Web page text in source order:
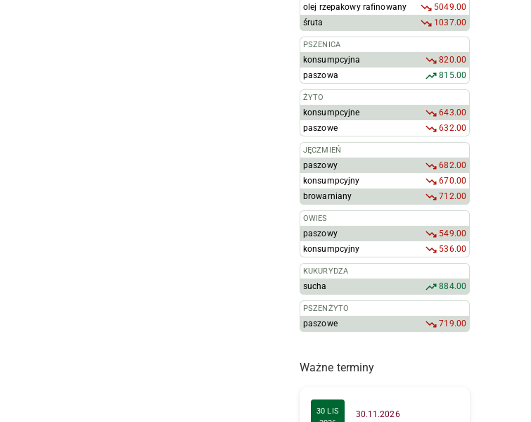
olej rzepakowy rafinowany
5049.00
śruta
1037.00
PSZENICA
konsumpcyjna
820.00
paszowa
815.00
ŻYTO
konsumpcyjne
643.00
paszowe
632.00
JĘCZMIEŃ
paszowy
682.00
konsumpcyjny
670.00
browarniany
712.00
OWIES
paszowy
549.00
konsumpcyjny
536.00
KUKURYDZA
sucha 884.00
PSZENŻYTO
paszowe 719.00
Ważne terminy
30 LIS
30.11.2026